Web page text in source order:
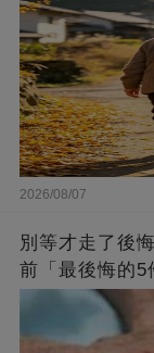
2026/08/07
別等才走了後
前「最後悔的5